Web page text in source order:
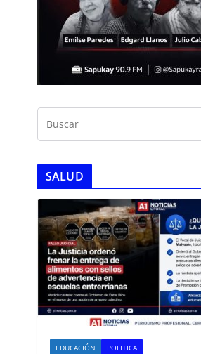
SALUD
EDUCACIÓN POLITICA